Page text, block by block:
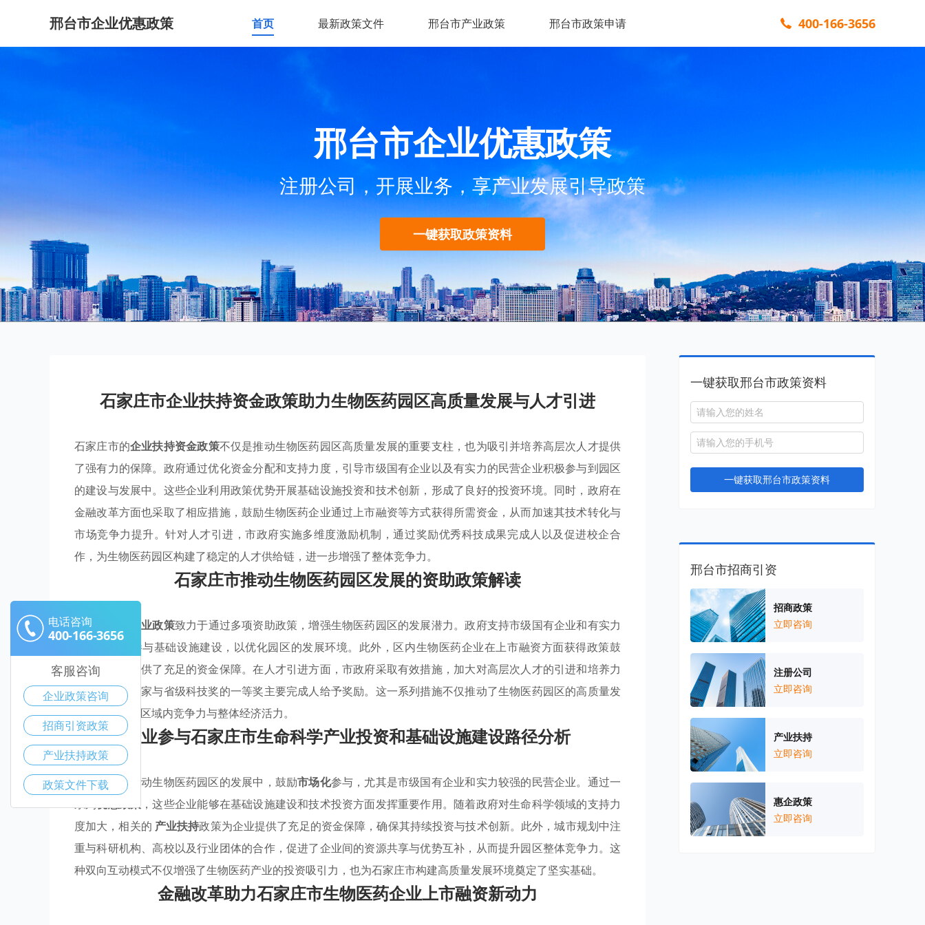
邢台市企业优惠政策 首页 最新政策文件 邢台市产业政策 邢台市政策申请 400-166-3656
邢台市企业优惠政策
注册公司，开展业务，享产业发展引导政策
一键获取政策资料
石家庄市企业扶持资金政策助力生物医药园区高质量发展与人才引进
石家庄市的企业扶持资金政策不仅是推动生物医药园区高质量发展的重要支柱，也为吸引并培养高层次人才提供
了强有力的保障。政府通过优化资金分配和支持力度，引导市级国有企业以及有实力的民营企业积极参与到园区
的建设与发展中。这些企业利用政策优势开展基础设施投资和技术创新，形成了良好的投资环境。同时，政府在
金融改革方面也采取了相应措施，鼓励生物医药企业通过上市融资等方式获得所需资金，从而加速其技术转化与
市场竞争力提升。针对人才引进，市政府实施多维度激励机制，通过奖励优秀科技成果完成人以及促进校企合
作，为生物医药园区构建了稳定的人才供给链，进一步增强了整体竞争力。
石家庄市推动生物医药园区发展的资助政策解读
石家庄市的 产业政策致力于通过多项资助政策，增强生物医药园区的发展潜力。政府支持市级国有企业和有实力
的民营企业参与基础设施建设，以优化园区的发展环境。此外，区内生物医药企业在上市融资方面获得政策鼓
励，这为其提供了充足的资金保障。在人才引进方面，市政府采取有效措施，加大对高层次人才的引进和培养力
度，对获得国家与省级科技奖的一等奖主要完成人给予奖励。这一系列措施不仅推动了生物医药园区的高质量发
展，还增强了区域内竞争力与整体经济活力。
企业参与石家庄市生命科学产业投资和基础设施建设路径分析
石家庄市在推动生物医药园区的发展中，鼓励市场化参与，尤其是市级国有企业和实力较强的民营企业。通过一
系列优惠政策 ，这些企业能够在基础设施建设和技术投资方面发挥重要作用。随着政府对生命科学领域的支持力
度加大，相关的 产业扶持政策为企业提供了充足的资金保障，确保其持续投资与技术创新。此外，城市规划中注
重与科研机构、高校以及行业团体的合作，促进了企业间的资源共享与优势互补，从而提升园区整体竞争力。这
种双向互动模式不仅增强了生物医药产业的投资吸引力，也为石家庄市构建高质量发展环境奠定了坚实基础。
金融改革助力石家庄市生物医药企业上市融资新动力
一键获取邢台市政策资料
一键获取邢台市政策资料
邢台市招商引资
招商政策
立即咨询
注册公司
立即咨询
产业扶持
立即咨询
惠企政策
立即咨询
电话咨询
400-166-3656
客服咨询
企业政策咨询
招商引资政策
产业扶持政策
政策文件下载